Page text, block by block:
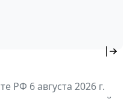
РФ 6 августа 2026 г.